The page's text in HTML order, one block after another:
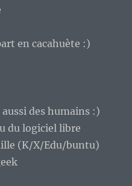
en cacahuète :)
des humains :)
du logiciel libre
(K/X/Edu/buntu)